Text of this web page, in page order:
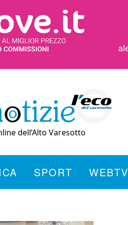
dell’Alto Varesotto
SPORT WEBTV